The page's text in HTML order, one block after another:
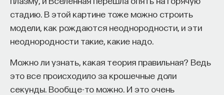
стадию. В этой картине тоже можно строить
модели, как рождаются неоднородности, и эти
неоднородности такие, какие надо.
Можно ли узнать, какая теория правильная? Ведь
это все происходило за крошечные доли
секунды. Вообще-то можно. И это очень